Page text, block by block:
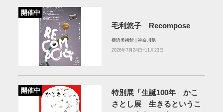
開催中
毛利悠子 Recompose
横浜美術館 | 神奈川県
2026年7月24日~11月23日
開催中
特別展「生誕100年 かこ
さとし展 生きるというこ